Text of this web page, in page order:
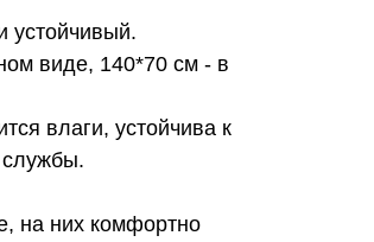
виде, 140*70 см - в
влаги, устойчива к
на них комфортно